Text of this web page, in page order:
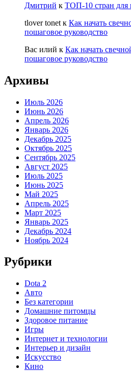
Дмитрий к ТОП-10 стран для
tlover tonet к Как начать
пошаговое руководство
Вас илий к Как начать
пошаговое руководство
Архивы
Июль 2026
Июнь 2026
Апрель 2026
Январь 2026
Декабрь 2025
Октябрь 2025
Сентябрь 2025
Август 2025
Июль 2025
Июнь 2025
Май 2025
Апрель 2025
Март 2025
Январь 2025
Декабрь 2024
Ноябрь 2024
Рубрики
Dota 2
Авто
Без категории
Домашние питомцы
Здоровое питание
Игры
Интернет и технологии
Интерьер и дизайн
Искусство
Кино